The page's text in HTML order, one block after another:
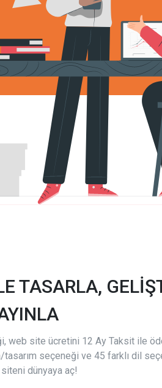
TASARLA,
web site ücretini 12 Ay Taksit ile
tasarım seçeneği ve 45 farklı dil
dünyaya aç!